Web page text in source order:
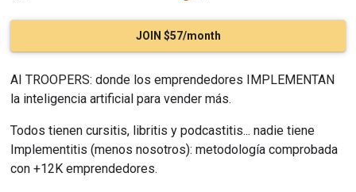
JOIN $57/month
AI TROOPERS: donde los emprendedores IMPLEMENTAN
la inteligencia artificial para vender más.
Todos tienen cursitis, libritis y podcastitis... nadie tiene
Implementitis (menos nosotros): metodología comprobada
con +12K emprendedores.